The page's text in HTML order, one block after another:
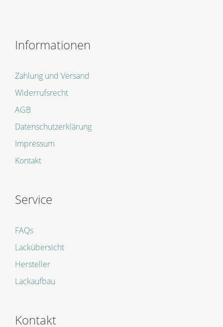
Informationen
Zahlung und Versand
Widerrufsrecht
AGB
Datenschutzerklärung
Impressum
Kontakt
Service
FAQs
Lackübersicht
Hersteller
Lackaufbau
Kontakt